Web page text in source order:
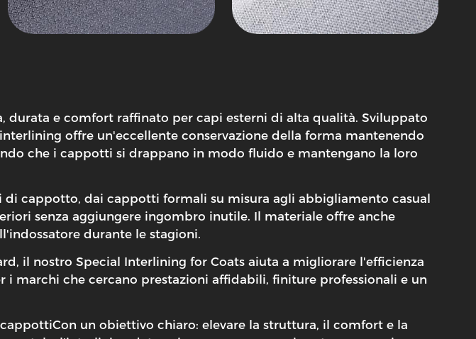
durata e comfort raffinato per capi esterni di alta qualità. Sviluppato
offre un'eccellente conservazione della forma mantenendo
che i cappotti si drappano in modo fluido e mantengano la loro
cappotto, dai cappotti formali su misura agli abbigliamento casual
senza aggiungere ingombro inutile. Il materiale offre anche
durante le stagioni.
il nostro Special Interlining for Coats aiuta a migliorare l'efficienza
marchi che cercano prestazioni affidabili, finiture professionali e un
Con un obiettivo chiaro: elevare la struttura, il comfort e la